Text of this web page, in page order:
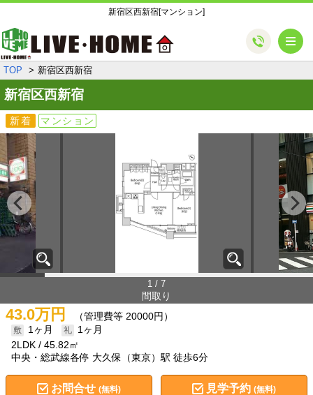
新宿区西新宿[マンション]
TOP 新宿区西新宿
新宿区西新宿
新着 マンション
1 / 7
間取り
43.0万円 （管理費等 20000円）
1ヶ月
1ヶ月
2LDK
45.82㎡
中央・総武線各停 大久保（東京）駅 徒歩6分
お問合せ (無料) 見学予約(無料)